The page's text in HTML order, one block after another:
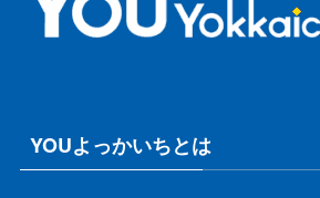
YOUよっかいちとは